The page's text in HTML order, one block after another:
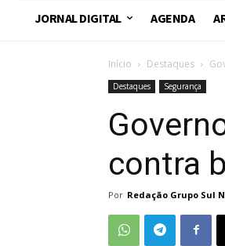
JORNAL DIGITAL AGENDA
Início Destaques
Destaques Segurança
contra
Por Redação Grupo Sul